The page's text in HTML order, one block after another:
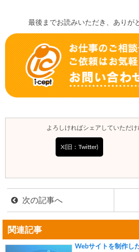
最後までお読みいただき、ありが
よろしければシェアしていただけ
X(旧：Twitter)
次の記事へ
関連記事
Webサイトを制作し